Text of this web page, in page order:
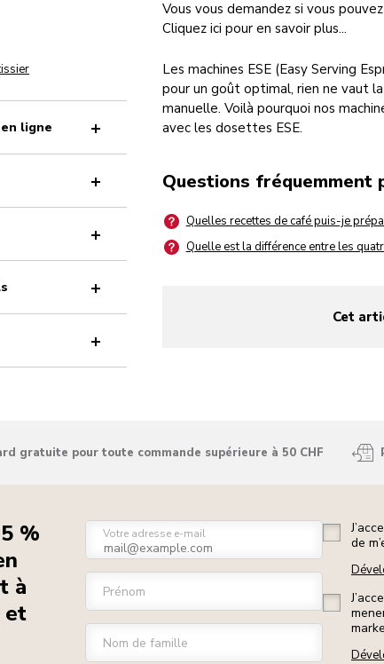
Vous vous demandez si vous
Cliquez ici pour en savoir plus...
Les machines ESE (Easy Serving
pour un goût optimal, rien ne vaut
manuelle. Voilà pourquoi nos
avec les dosettes ESE.
Questions fréquemment
Quelles recettes de café puis-je
Quelle est la différence entre les
Cet
yes
no
ligne
gratuite pour toute commande supérieure à 50 CHF
%
à
et
Votre adresse e-mail
Prénom
Nom de famille
de